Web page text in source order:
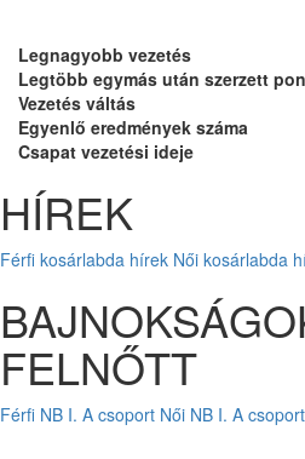
Legnagyobb vezetés
Legtöbb egymás után szerzett
Vezetés váltás
Egyenlő eredmények száma
Csapat vezetési ideje
HÍREK
Férfi kosárlabda hírek Női kosárlabda
FELNŐTT
Férfi NB I. A csoport Női NB I. A csoport